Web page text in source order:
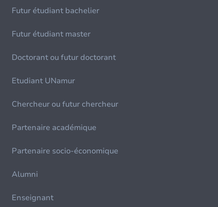
Futur étudiant bachelier
Futur étudiant master
Doctorant ou futur doctorant
Etudiant UNamur
Chercheur ou futur chercheur
Partenaire académique
Partenaire socio-économique
Alumni
Enseignant